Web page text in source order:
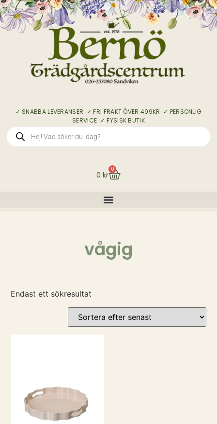
✓ SNABBA LEVERANSER ✓ FRI FRAKT ÖVER 499KR ✓ PERSONLIG
SERVICE ✓ FYSISK BUTIK
0 kr
0
vågig
Endast ett sökresultat